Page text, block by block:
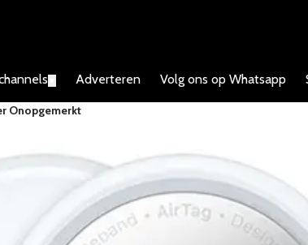
Adverteren Volg ons op Whatsapp
Onopgemerkt